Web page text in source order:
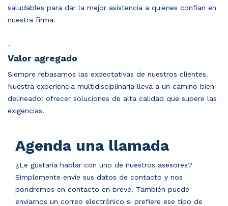
saludables para dar la mejor asistencia a quienes confían en
nuestra firma.
Valor agregado
Siempre rebasamos las expectativas de nuestros clientes.
Nuestra experiencia multidisciplinaria lleva a un camino bien
delineado: ofrecer soluciones de alta calidad que supere las
exigencias.
Agenda una llamada
¿Le gustaría hablar con uno de nuestros asesores?
Simplemente envíe sus datos de contacto y nos
pondremos en contacto en breve. También puede
enviarnos un correo electrónico si prefiere ese tipo de